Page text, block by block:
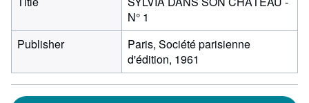
N° 1
Publisher
Paris, Société parisienne
d'édition, 1961